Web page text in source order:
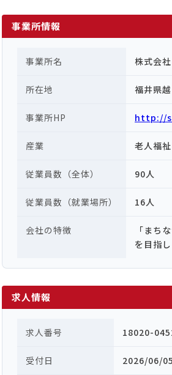
事業所情報
事業所名 株式会
所在地 福井県
事業所HP http://
産業 老人福
従業員数（全体） 90人
従業員数（就業場所） 16人
会社の特徴
「まち
を目指
求人情報
求人番号 18020-
受付日 2026/06/